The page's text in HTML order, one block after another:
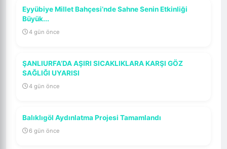
Eyyübiye Millet Bahçesi’nde Sahne Senin Etkinliği
Büyük...
4 gün önce
ŞANLIURFA’DA AŞIRI SICAKLIKLARA KARŞI GÖZ
SAĞLIĞI UYARISI
4 gün önce
Balıklıgöl Aydınlatma Projesi Tamamlandı
6 gün önce